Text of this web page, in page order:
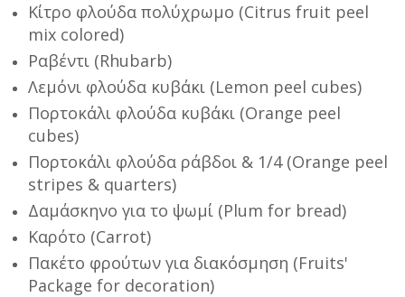
Κίτρο φλούδα πολύχρωμο (Citrus fruit peel
mix colored)
Ραβέντι (Rhubarb)
Λεμόνι φλούδα κυβάκι (Lemon peel cubes)
Πορτοκάλι φλούδα κυβάκι (Orange peel
cubes)
Πορτοκάλι φλούδα ράβδοι & 1/4 (Orange peel
stripes & quarters)
Δαμάσκηνο για το ψωμί (Plum for bread)
Καρότο (Carrot)
Πακέτο φρούτων για διακόσμηση (Fruits'
Package for decoration)